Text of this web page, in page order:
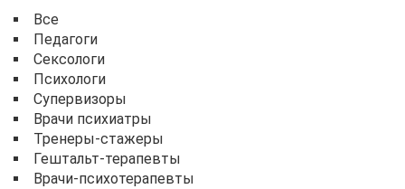
Все
Педагоги
Сексологи
Психологи
Супервизоры
Врачи психиатры
Тренеры-стажеры
Гештальт-терапевты
Врачи-психотерапевты